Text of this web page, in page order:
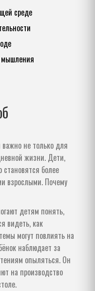
среде
мышления
важно не только для
жизни. Дети,
более
взрослыми. Почему
детям понять,
видеть, как
могут повлиять на
наблюдает за
опыляться. Он
на производство